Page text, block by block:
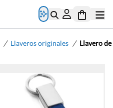
/ Llaveros originales / Llavero